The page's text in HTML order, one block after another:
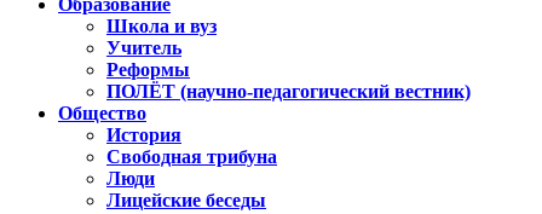
Образование
Школа и вуз
Учитель
Реформы
ПОЛЁТ (научно-педагогический вестник)
Общество
История
Свободная трибуна
Люди
Лицейские беседы